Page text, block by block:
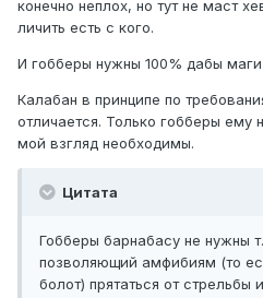
конечно неплох, но тут не маст
личить есть с кого.
И гобберы нужны 100% дабы
Калабан в принципе по
отличается. Только гобберы ему
мой взгляд необходимы.
Цитата
Гобберы барнабасу не нужны
позволяющий амфибиям (то
болот) прятаться от стрельбы